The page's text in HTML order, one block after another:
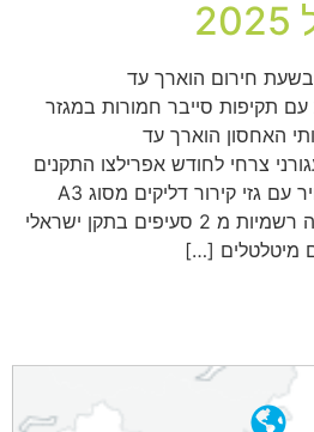
חירום הוארך עד
עם תקיפות סייבר חמורות במגזר
האחסון הוארך עד
עגורני צרחי לחודש אפרילצו התקנים
להחרגה של ליבוא מזגני אויר עם גזי קירור דליקים מסוג A3
הוארך עד 7.11.2025הוסרה רשמיות מ 2 סעיפים בתקן ישראלי